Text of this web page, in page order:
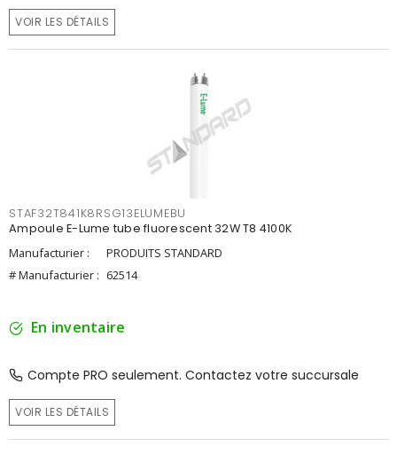
VOIR LES DÉTAILS
STAF32T841K8RSG13ELUMEBU
Ampoule E-Lume tube fluorescent 32W T8 4100K
Manufacturier :
PRODUITS STANDARD
# Manufacturier : 62514
En inventaire
Compte PRO seulement. Contactez votre succursale
VOIR LES DÉTAILS